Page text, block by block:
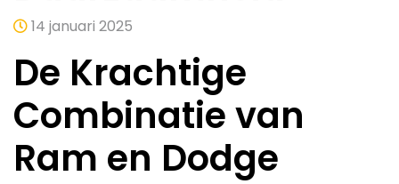
14 januari 2025
De Krachtige
Combinatie van
Ram en Dodge